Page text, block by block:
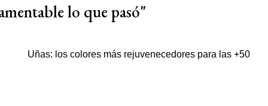
lo que pasó"